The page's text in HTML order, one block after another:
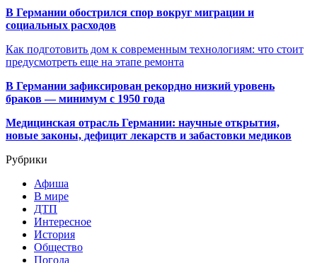
В Германии обострился спор вокруг миграции и
социальных расходов
Как подготовить дом к современным технологиям: что стоит
предусмотреть еще на этапе ремонта
В Германии зафиксирован рекордно низкий уровень
браков — минимум с 1950 года
Медицинская отрасль Германии: научные открытия,
новые законы, дефицит лекарств и забастовки медиков
Рубрики
Афиша
В мире
ДТП
Интересное
История
Общество
Погода